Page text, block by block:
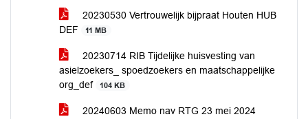
20230530 Vertrouwelijk bijpraat Houten HUB
DEF
11 MB
20230714 RIB Tijdelijke huisvesting van
asielzoekers_ spoedzoekers en maatschappelijke
org_def
104 KB
20240603 Memo nav RTG 23 mei 2024